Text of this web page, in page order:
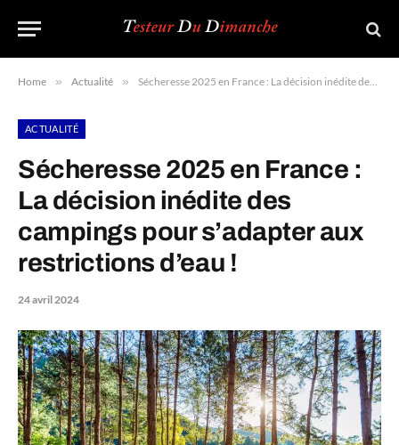
Home » Actualité » Sécheresse 2025 en France : La décision inédite des campings pour s’adapter aux restrictions d’eau !
ACTUALITÉ
Sécheresse 2025 en France :
La décision inédite des
campings pour s’adapter aux
restrictions d’eau !
24 avril 2024